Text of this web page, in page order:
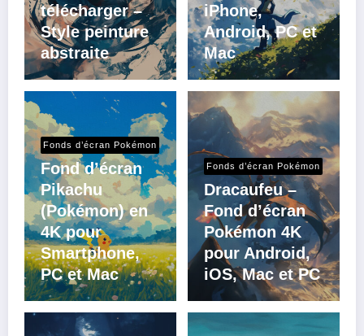
télécharger –
Style peinture
abstraite
iPhone,
Android, PC et
Mac
Fonds d’écran Pokémon
Fond d’écran
Pikachu
(Pokémon) en
4K pour
Smartphone,
PC et Mac
Fonds d’écran Pokémon
Dracaufeu –
Fond d’écran
Pokémon 4K
pour Android,
iOS, Mac et PC